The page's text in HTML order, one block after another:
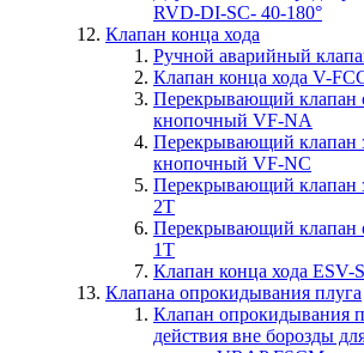
RVD-DI-SC- 40-180°
Клапан конца хода
Ручной аварийный
Клапан конца хода V-
Перекрывающий клапан
кнопочный VF-NA
Перекрывающий клапан
кнопочный VF-NC
Перекрывающий клапан
2T
Перекрывающий клапан
1T
Клапан конца хода ESV-S
Клапана опрокидывания плуга
Клапан опрокидывания
действия вне борозды